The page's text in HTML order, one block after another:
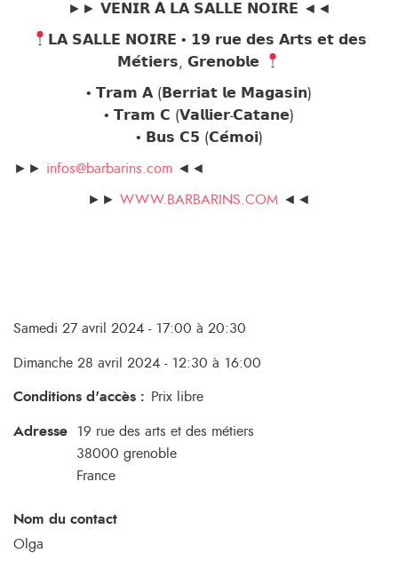
►► 𝗩𝗘𝗡𝗜𝗥 𝗔̀ 𝗟𝗔 𝗦𝗔𝗟𝗟𝗘 𝗡𝗢𝗜𝗥𝗘 ◄◄
𝗟𝗔 𝗦𝗔𝗟𝗟𝗘 𝗡𝗢𝗜𝗥𝗘 • 𝟭𝟵 𝗿𝘂𝗲 𝗱𝗲𝘀 𝗔𝗿𝘁𝘀 𝗲𝘁 𝗱𝗲𝘀
𝗠𝗲́𝘁𝗶𝗲𝗿𝘀, 𝗚𝗿𝗲𝗻𝗼𝗯𝗹𝗲
• 𝗧𝗿𝗮𝗺 𝗔 (𝗕𝗲𝗿𝗿𝗶𝗮𝘁 𝗹𝗲 𝗠𝗮𝗴𝗮𝘀𝗶𝗻)
• 𝗧𝗿𝗮𝗺 𝗖 (𝗩𝗮𝗹𝗹𝗶𝗲𝗿-𝗖𝗮𝘁𝗮𝗻𝗲)
• 𝗕𝘂𝘀 𝗖𝟱 (𝗖𝗲́𝗺𝗼𝗶)
►► infos@barbarins.com ◄◄
►► WWW.BARBARINS.COM ◄◄
Samedi 27 avril 2024 - 17:00 à 20:30
Dimanche 28 avril 2024 - 12:30 à 16:00
Conditions d'accès : Prix libre
Adresse
19 rue des arts et des métiers
38000 grenoble
France
Nom du contact
Olga